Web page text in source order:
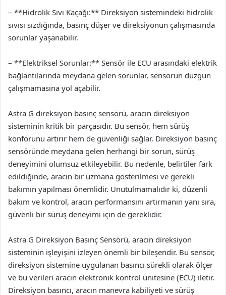
– **Hidrolik Sıvı Kaçağı:** Direksiyon sistemindeki hidrolik
sıvısı sızdığında, basınç düşer ve direksiyonun çalışmasında
sorunlar yaşanabilir.
– **Elektriksel Sorunlar:** Sensör ile ECU arasındaki elektrik
bağlantılarında meydana gelen sorunlar, sensörün düzgün
çalışmamasına yol açabilir.
Astra G direksiyon basınç sensörü, aracın direksiyon
sisteminin kritik bir parçasıdır. Bu sensör, hem sürüş
konforunu artırır hem de güvenliği sağlar. Direksiyon basınç
sensöründe meydana gelen herhangi bir sorun, sürüş
deneyimini olumsuz etkileyebilir. Bu nedenle, belirtiler fark
edildiğinde, aracın bir uzmana gösterilmesi ve gerekli
bakımın yapılması önemlidir. Unutulmamalıdır ki, düzenli
bakım ve kontrol, aracın performansını artırmanın yanı sıra,
güvenli bir sürüş deneyimi için de gereklidir.
Astra G Direksiyon Basınç Sensörü, aracın direksiyon
sisteminin işleyişini izleyen önemli bir bileşendir. Bu sensör,
direksiyon sistemine uygulanan basıncı sürekli olarak ölçer
ve bu verileri aracın elektronik kontrol ünitesine (ECU) iletir.
Direksiyon basıncı, aracın manevra kabiliyeti ve sürüş